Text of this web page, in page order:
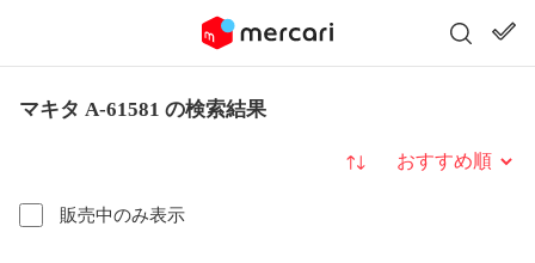
マキタ A-61581 の検索結果
販売中のみ表示
並び替え